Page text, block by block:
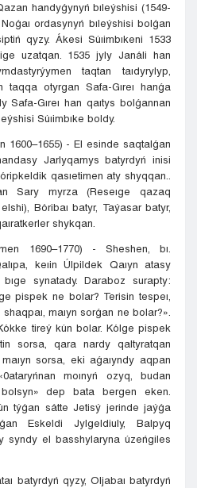
handyǵynyń bıleýshisi (1549-
ordasynyń bıleýshisi bolǵan
qyzy. Ákesi Súıimbıkeni 1533
uzatqan. 1535 jyly Janáli han
taqtan taıdyrylyp,
taqqa otyrgan Safa-Gıreı hanǵa
Safa-Gıreı han qaıtys bolǵannan
Súıimbıke boldy.
1600–1655) - El esinde saqtalǵan
Jarlyqamys batyrdyń inisi
qasıetimen aty shyqqan..
Sary myrza (Reseıge qazaq
Bóribaı batyr, Taýasar batyr,
shykqan.
1690–1770) - Sheshen, bı.
keıin Úlpildek Qaıyn atasy
synatady. Daraboz surapty:
pispek ne bolar? Terisin tespeı,
maıyn sorǵan ne bolar?».
tireý kún bolar. Kólge pispek
sorsa, qara nardy qaltyratqan
sorsa, eki aǵaıyndy aqpan
moınyń ozyq, budan
dep bata bergen eken.
týǵan sátte Jetisý jerinde jaýǵa
Eskeldi Jylgeldiuly, Balpyq
syndy el basshylaryna úzeńgiles
batyrdyń qyzy, Oljabaı batyrdyń